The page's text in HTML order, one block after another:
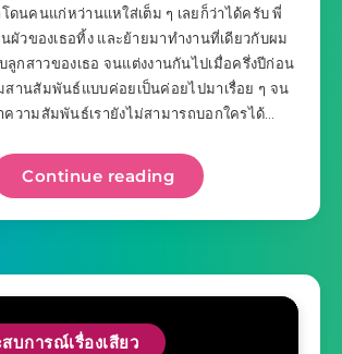
ดนคนแก่หว่านแหใส่เต็ม ๆ เลยก็ว่าได้ครับ พี่
ผัวของเธอทิ้ง และย้ายมาทำงานที่เดียวกับผม
ลูกสาวของเธอ จนแต่งงานกันไปเมื่อครึ่งปีก่อน
สานสัมพันธ์แบบค่อยเป็นค่อยไปมาเรื่อย ๆ จน
วามสัมพันธ์เรายังไม่สามารถบอกใครได้…
Continue reading
สบการณ์เรื่องเสียว